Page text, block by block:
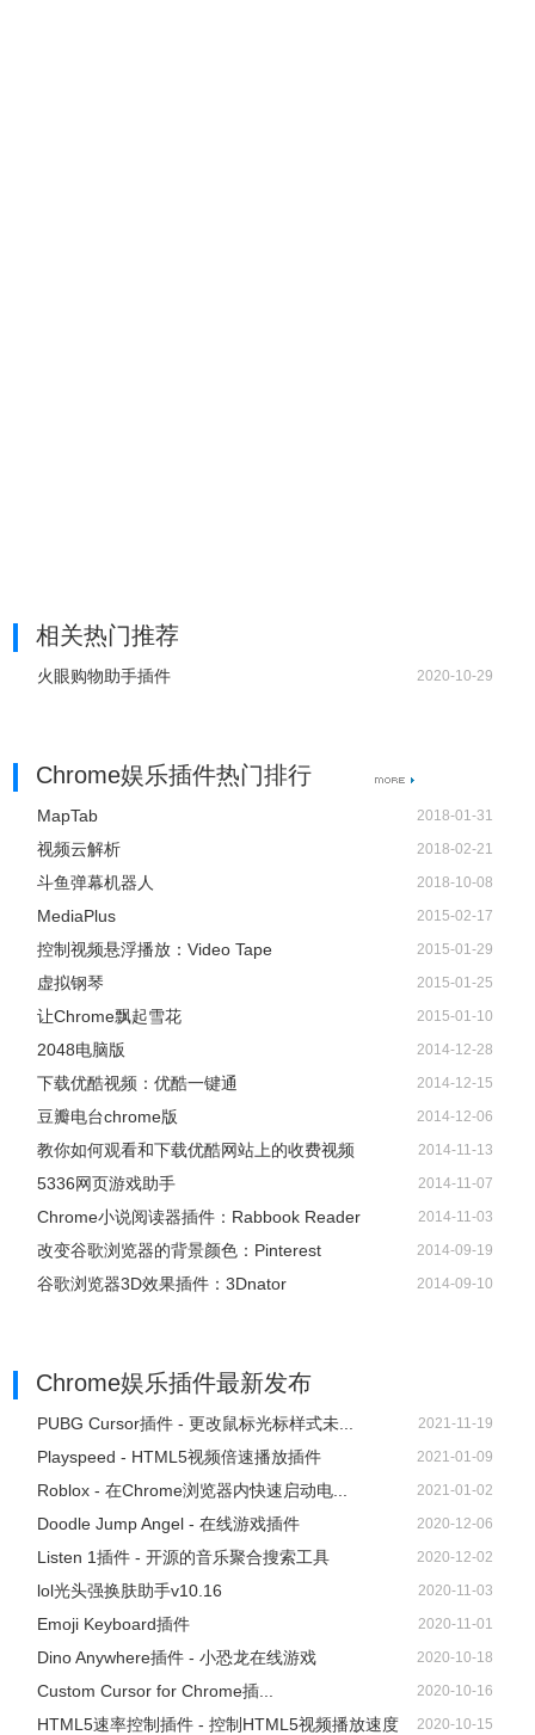
相关热门推荐
火眼购物助手插件 2020-10-29
Chrome娱乐插件热门排行
MapTab 2018-01-31
视频云解析 2018-02-21
斗鱼弹幕机器人 2018-10-08
MediaPlus 2015-02-17
控制视频悬浮播放：Video Tape 2015-01-29
虚拟钢琴 2015-01-25
让Chrome飘起雪花 2015-01-10
2048电脑版 2014-12-28
下载优酷视频：优酷一键通 2014-12-15
豆瓣电台chrome版 2014-12-06
教你如何观看和下载优酷网站上的收费视频 2014-11-13
5336网页游戏助手 2014-11-07
Chrome小说阅读器插件：Rabbook Reader 2014-11-03
改变谷歌浏览器的背景颜色：Pinterest 2014-09-19
谷歌浏览器3D效果插件：3Dnator 2014-09-10
Chrome娱乐插件最新发布
PUBG Cursor插件 - 更改鼠标光标样式未... 2021-11-19
Playspeed - HTML5视频倍速播放插件 2021-01-09
Roblox - 在Chrome浏览器内快速启动电... 2021-01-02
Doodle Jump Angel - 在线游戏插件 2020-12-06
Listen 1插件 - 开源的音乐聚合搜索工具 2020-12-02
lol光头强换肤助手v10.16 2020-11-03
Emoji Keyboard插件 2020-11-01
Dino Anywhere插件 - 小恐龙在线游戏 2020-10-18
Custom Cursor for Chrome插... 2020-10-16
HTML5速率控制插件 - 控制HTML5视频播放速度 2020-10-15